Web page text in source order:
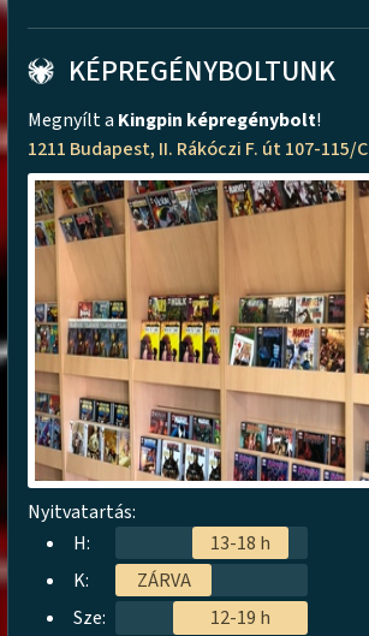
KÉPREGÉNYBOLTUNK
Megnyílt a Kingpin képregénybolt!
1211 Budapest, II. Rákóczi F. út 107-115/C
Nyitvatartás:
H:
13-18 h
K:
ZÁRVA
Sze:
12-19 h